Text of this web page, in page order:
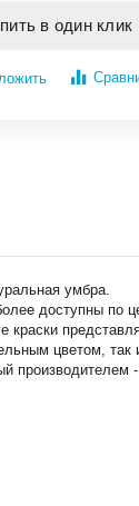
в один клик
умбра.
доступны по
цветом, так